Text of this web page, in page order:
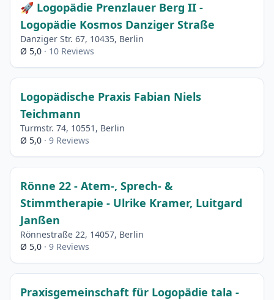
🚀 Logopädie Prenzlauer Berg II -
Logopädie Kosmos Danziger Straße
Danziger Str. 67, 10435, Berlin
Ø 5,0 · 10 Reviews
Logopädische Praxis Fabian Niels
Teichmann
Turmstr. 74, 10551, Berlin
Ø 5,0 · 9 Reviews
Rönne 22 - Atem-, Sprech- &
Stimmtherapie - Ulrike Kramer, Luitgard
Janßen
Rönnestraße 22, 14057, Berlin
Ø 5,0 · 9 Reviews
Praxisgemeinschaft für Logopädie tala -